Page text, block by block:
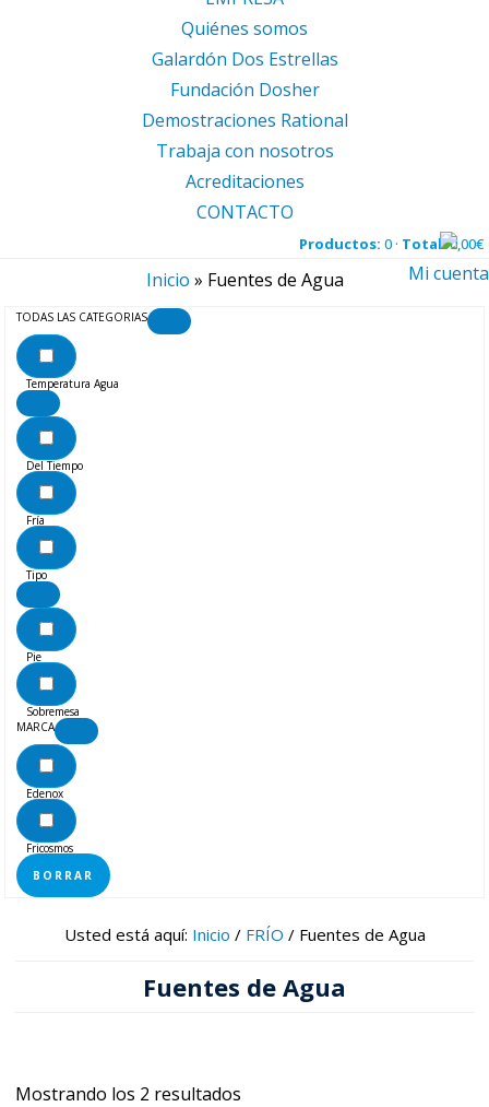
Quiénes somos
Galardón Dos Estrellas
Fundación Dosher
Demostraciones Rational
Trabaja con nosotros
Acreditaciones
CONTACTO
Mi cuenta
Productos: 0 · Total:0,00€
Inicio » Fuentes de Agua
TODAS LAS CATEGORIAS
Temperatura Agua
Del Tiempo
Fría
Tipo
Pie
Sobremesa
MARCA
Edenox
Fricosmos
BORRAR
Usted está aquí: Inicio / FRÍO /Fuentes de Agua
Fuentes de Agua
Mostrando los 2 resultados